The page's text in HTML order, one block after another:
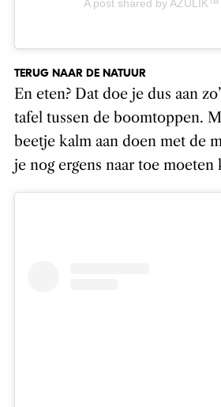
A post shared by
TERUG NAAR DE NATUUR
En eten? Dat doe je dus aan
tafel tussen de boomtoppen.
beetje kalm aan doen met de
je nog ergens naar toe